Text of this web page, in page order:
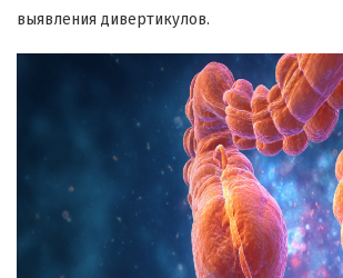
выявления дивертикулов.